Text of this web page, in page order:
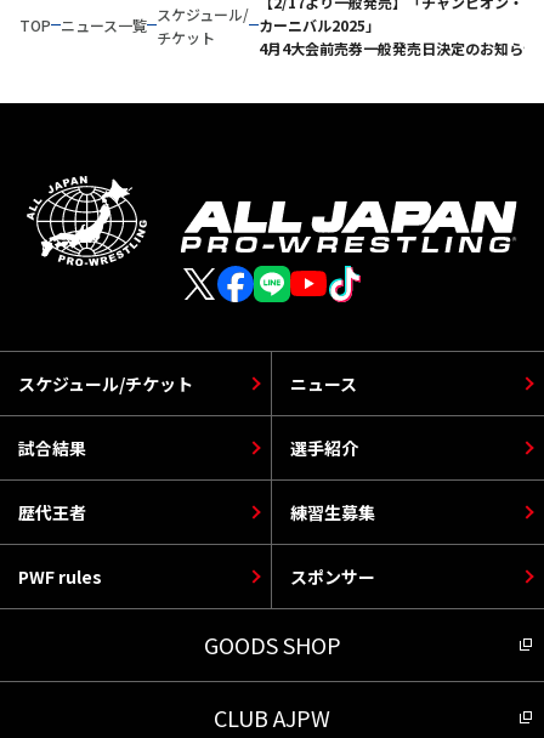
TOP ニュース一覧
スケジュール/
チケット
カーニバル2025」
4月4大会前売券一般発売日決定のお知らせ
スケジュール/チケット
選手紹介
PWF rules
ニュース
歴代王者
スポンサー
試合結果
練習生募集
GOODS SHOP
CLUB AJPW